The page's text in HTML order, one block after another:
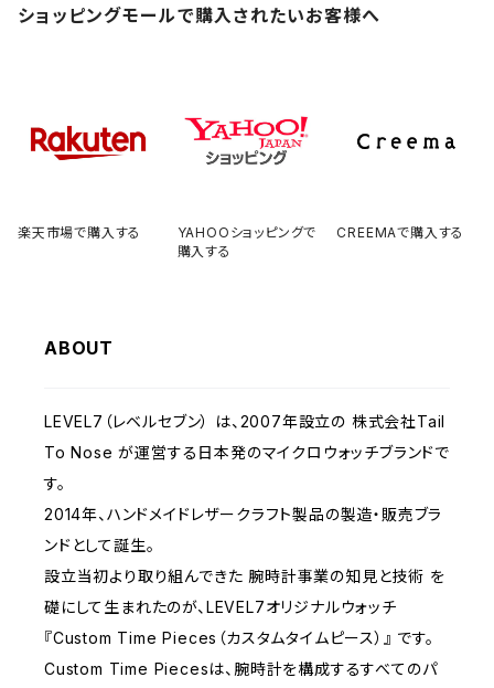
ショッピングモールで購入されたいお客様へ
楽天市場で購入する
YAHOOショッピングで
購入する
CREEMAで購入する
ABOUT
LEVEL7（レベルセブン） は、2007年設立の 株式会社Tail
To Nose が運営する日本発のマイクロウォッチブランドで
す。
2014年、ハンドメイドレザークラフト製品の製造・販売ブラ
ンドとして誕生。
設立当初より取り組んできた 腕時計事業の知見と技術 を
礎にして生まれたのが、LEVEL7オリジナルウォッチ
『Custom Time Pieces（カスタムタイムピース）』 です。
Custom Time Piecesは、腕時計を構成するすべてのパ